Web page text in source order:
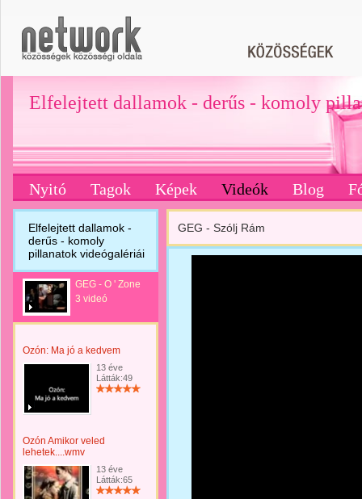
Elfelejtett dallamok - derűs - komoly
Nyitó Tagok Képek Videók Blog
Elfelejtett dallamok -
derűs - komoly
pillanatok videógalériái
GEG - O ' Zone
3 videó
Ozón: Ma jó a kedvem
13 éve
Látták:49
Ozón Amikor veled
lehetek....wmv
13 éve
Látták:65
GEG - Szólj Rám